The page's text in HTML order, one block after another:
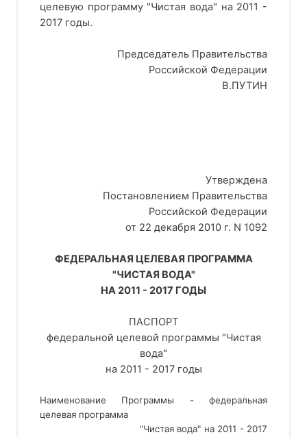
целевую программу "Чистая вода" на 2011 -
2017 годы.
Председатель Правительства
Российской Федерации
В.ПУТИН
Утверждена
Постановлением Правительства
Российской Федерации
от 22 декабря 2010 г. N 1092
ФЕДЕРАЛЬНАЯ ЦЕЛЕВАЯ ПРОГРАММА
"ЧИСТАЯ ВОДА"
НА 2011 - 2017 ГОДЫ
ПАСПОРТ
федеральной целевой программы "Чистая
вода"
на 2011 - 2017 годы
Наименование Программы - федеральная
целевая программа